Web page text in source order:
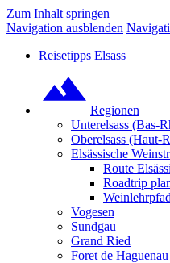
Zum Inhalt springen
Navigation ausblenden
Reisetipps Elsass
Regionen
Unterelsass (Bas-
Oberelsass (Haut-
Elsässische
Route
Roadtrip
Vogesen
Sundgau
Grand Ried
Foret de Haguenau